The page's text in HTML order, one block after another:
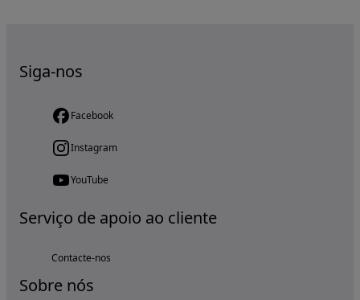
Siga-nos
Facebook
Instagram
YouTube
Serviço de apoio ao cliente
Contacte-nos
Sobre nós